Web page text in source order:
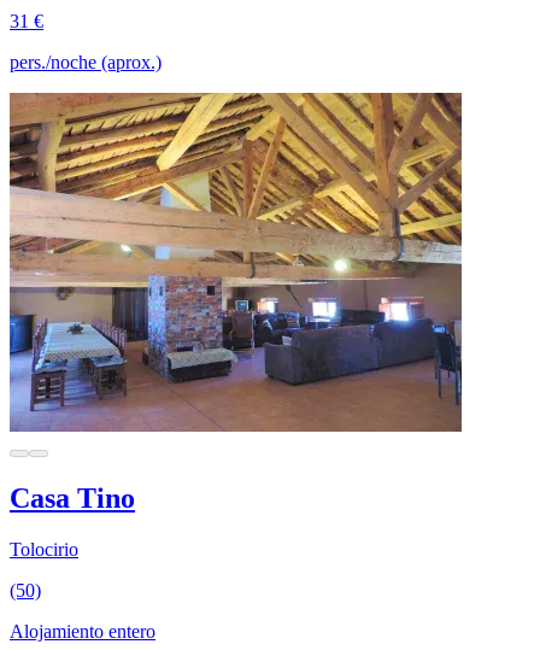
31 €
pers./noche (aprox.)
Casa Tino
Tolocirio
(50)
Alojamiento entero